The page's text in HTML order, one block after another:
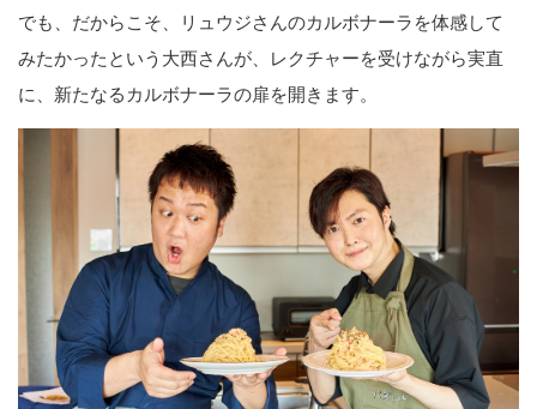
でも、だからこそ、リュウジさんのカルボナーラを体感して
みたかったという大西さんが、レクチャーを受けながら実直
に、新たなるカルボナーラの扉を開きます。